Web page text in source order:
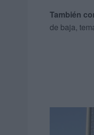
También
de baja,